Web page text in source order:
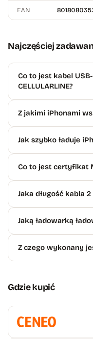
EAN
Najczęściej
Co to jest kabel
CELLULARLINE?
Z jakimi iPhonami
Jak szybko ładuje
Co to jest certyfikat
Jaka długość kabla 2
Jaką ładowarką
Z czego wykonany
Gdzie kupić